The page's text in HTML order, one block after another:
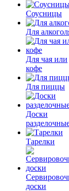
Соусницы
Для
Для чая или
кофе
Для пиццы
Доски
Тарелки
доски